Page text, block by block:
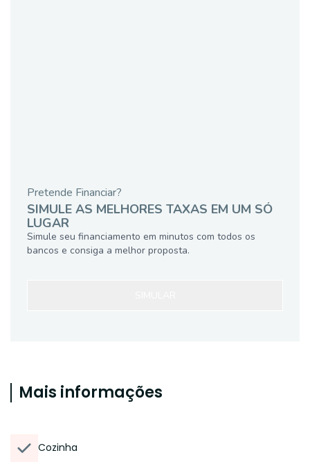
Pretende Financiar?
SIMULE AS MELHORES TAXAS EM UM SÓ
LUGAR
Simule seu financiamento em minutos com todos os
bancos e consiga a melhor proposta.
Mais informações
Cozinha